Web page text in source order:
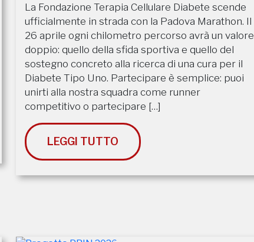
La Fondazione Terapia Cellulare Diabete scende
ufficialmente in strada con la Padova Marathon. Il
26 aprile ogni chilometro percorso avrà un valore
doppio: quello della sfida sportiva e quello del
sostegno concreto alla ricerca di una cura per il
Diabete Tipo Uno. ​Partecipare è semplice: puoi
unirti alla nostra squadra come runner
competitivo o partecipare […]
LEGGI TUTTO